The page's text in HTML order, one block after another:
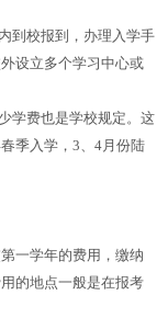
到校报到，办理入学手
设立多个学习中心或
学费也是学校规定。这
季入学，3、4月份陆
一学年的费用，缴纳
的地点一般是在报考